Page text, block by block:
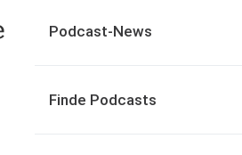
Podcast-News
Finde Podcasts